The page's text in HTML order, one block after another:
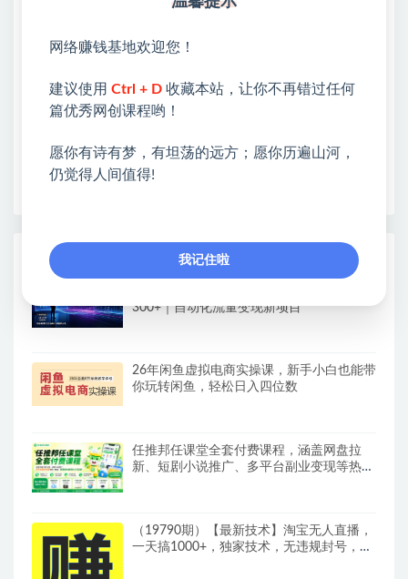
类&副业类，资源丰富 物超所值。
各种项目 + 提升网创认知。
❤本站为众多团队提供了重要价值，也为众多创业者
❤如果您也依存于互联网，欢迎加入本站会员，将尽
早为您提供丰盛价值。祝您前程似锦！
热门课程展示
300+｜自动化流量变现新项目
26年闲鱼虚拟电商实操课，新手小白也能带
你玩转闲鱼，轻松日入四位数
任推邦任课堂全套付费课程，涵盖网盘拉
新、短剧小说推广、多平台副业变现等热门
（19790期）【最新技术】淘宝无人直播，
一天搞1000+，独家技术，无违规封号，可
网络赚钱基地欢迎您！
建议使用 Ctrl + D 收藏本站，让你不再错过任何
篇优秀网创课程哟！
愿你有诗有梦，有坦荡的远方；愿你历遍山河，
仍觉得人间值得!
我记住啦